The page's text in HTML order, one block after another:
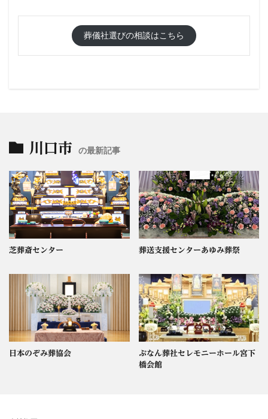
葬儀社選びの相談はこちら
川口市 の最新記事
芝葬斎センター 葬送支援センターあゆみ葬祭
日本のぞみ葬協会
ぶなん葬社セレモニーホール宮下
橋会館